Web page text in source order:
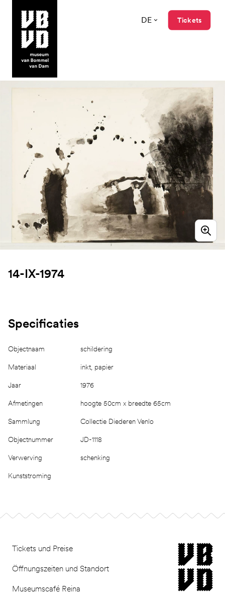
museum van Bommel van Dam
DE Tickets
14-IX-1974
Specificaties
Objectnaam schildering
Materiaal inkt, papier
Jaar 1976
Afmetingen hoogte 50cm x breedte 65cm
Sammlung Collectie Diederen Venlo
Objectnummer JD-1118
Verwerving schenking
Kunststroming
Tickets und Preise
Öffnungszeiten und Standort
Museumscafé Reina
museum van